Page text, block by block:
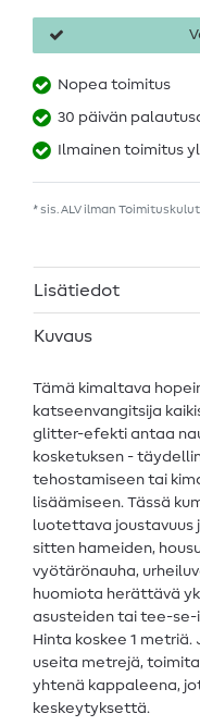
Nopea toimitus
30 päivän
Ilmainen toimitus
* sis. ALV ilman Toimituskulut
Lisätiedot
Kuvaus
Tämä kimaltava
katseenvangitsija
glitter-efekti antaa
kosketuksen -
tehostamiseen tai
lisäämiseen. Tässä
luotettava joustavuus
sitten hameiden,
vyötärönauha,
huomiota herättävä
asusteiden tai tee-
Hinta koskee 1
useita metrejä,
yhtenä kappaleena,
keskeytyksettä.